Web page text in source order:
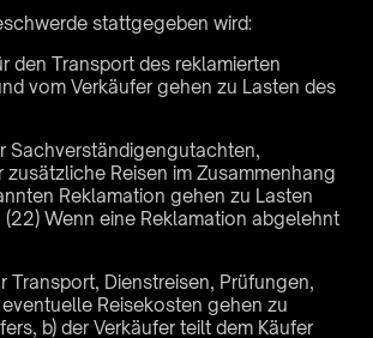
stattgegeben wird:
den Transport des reklamierten
vom Verkäufer gehen zu Lasten des
Sachverständigengutachten,
zusätzliche Reisen im Zusammenhang
Reklamation gehen zu Lasten
(22) Wenn eine Reklamation abgelehnt
Transport, Dienstreisen, Prüfungen,
Reisekosten gehen zu
b) der Verkäufer teilt dem Käufer